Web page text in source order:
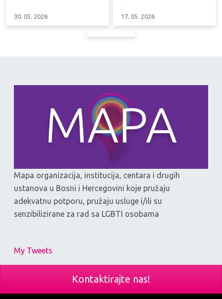
30. 05. 2026 17. 05. 2026
Mapa organizacija, institucija, centara i drugih
ustanova u Bosni i Hercegovini koje pružaju
adekvatnu potporu, pružaju usluge i/ili su
senzibilizirane za rad sa LGBTI osobama
My Tweets
Kontaktirajte nas!